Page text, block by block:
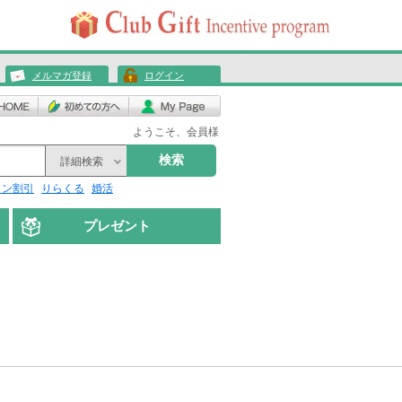
メルマガ登録 ログイン
ようこそ、会員様
詳細検索 検索
割引 りらくる 婚活
プレゼント